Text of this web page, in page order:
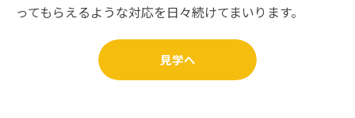
ってもらえるような対応を日々続けてまいります。
見学へ